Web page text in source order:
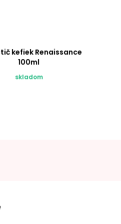
kefiek Renaissance
100ml
skladom